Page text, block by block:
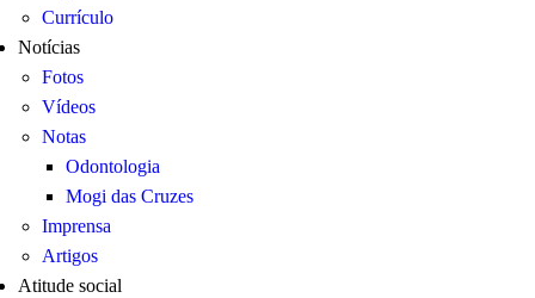
Currículo
Notícias
Fotos
Vídeos
Notas
Odontologia
Mogi das Cruzes
Imprensa
Artigos
Atitude social